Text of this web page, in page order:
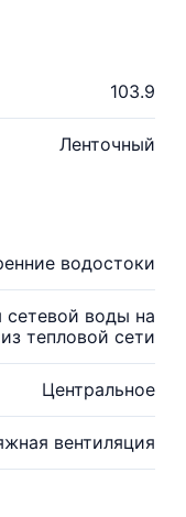
103.9
Ленточный
водостоки
воды на
тепловой сети
Центральное
вентиляция